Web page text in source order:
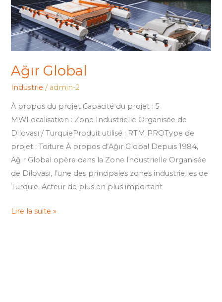
Ağır Global
Industrie / admin-2
À propos du projet Capacité du projet : 5
MWLocalisation : Zone Industrielle Organisée de
Dilovası / TurquieProduit utilisé : RTM PROType de
projet : Toiture À propos d’Ağır Global Depuis 1984,
Ağır Global opère dans la Zone Industrielle Organisée
de Dilovası, l’une des principales zones industrielles de
Turquie. Acteur de plus en plus important
Global
Lire la suite »